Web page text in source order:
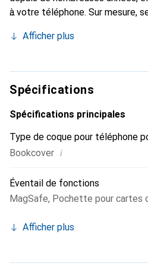
à votre téléphone. Sur mesure,
accessoire chic et essentiel
haute qualité, la marque Noreve
clientèle exigeante.
Afficher plus
Spécifications
Spécifications principales
Type de coque pour téléphone
Bookcover i
Éventail de fonctions
MagSafe, Pochette pour cartes
Afficher plus